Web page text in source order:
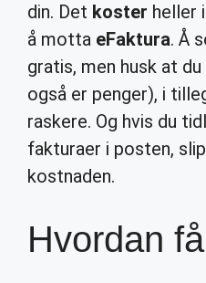
din. Det koster heller
å motta eFaktura. Å
gratis, men husk at
også er penger), i
raskere. Og hvis du
fakturaer i posten,
kostnaden.
Hvordan